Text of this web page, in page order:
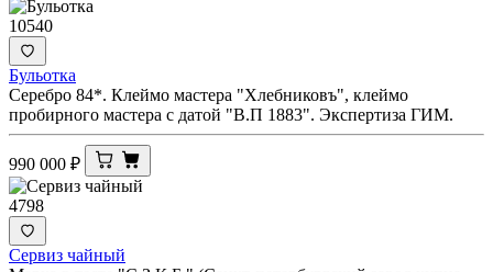
10540
Бульотка
Серебро 84*. Клеймо мастера "Хлебниковъ", клеймо
пробирного мастера с датой "В.П 1883". Экспертиза ГИМ.
990 000 ₽
4798
Сервиз чайный